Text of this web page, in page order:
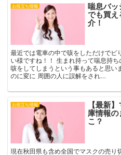
お役立ち情報 喘息バッ
でも買
介！
最近では電車の中で咳をしただけでピ
い様ですね！！ 生まれ持って喘息持
咳をしてしまうという事もあると思い
のに変に 周囲の人に誤解をされ...
お役立ち情報 【最新
庫情報
こ？
現在秋田県も含め全国でマスクの売り